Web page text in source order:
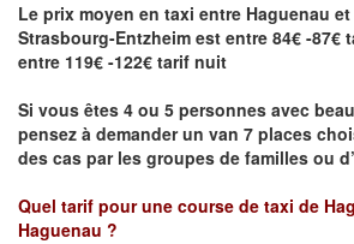
Le prix moyen en taxi entre Haguenau
Strasbourg-Entzheim est entre 84€ -87€
entre 119€ -122€ tarif nuit
Si vous êtes 4 ou 5 personnes avec
pensez à demander un van 7 places
des cas par les groupes de familles ou
Quel tarif pour une course de taxi de
Haguenau ?